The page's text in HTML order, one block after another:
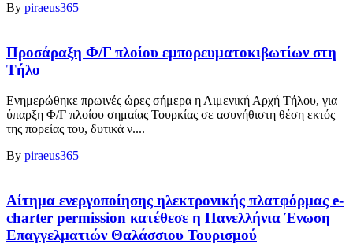
By piraeus365
Προσάραξη Φ/Γ πλοίου εμπορευματοκιβωτίων στη
Τήλο
Ενημερώθηκε πρωινές ώρες σήμερα η Λιμενική Αρχή Τήλου, για
ύπαρξη Φ/Γ πλοίου σημαίας Τουρκίας σε ασυνήθιστη θέση εκτός
της πορείας του, δυτικά ν....
By piraeus365
Αίτημα ενεργοποίησης ηλεκτρονικής πλατφόρμας e-
charter permission κατέθεσε η Πανελλήνια Ένωση
Επαγγελματιών Θαλάσσιου Τουρισμού